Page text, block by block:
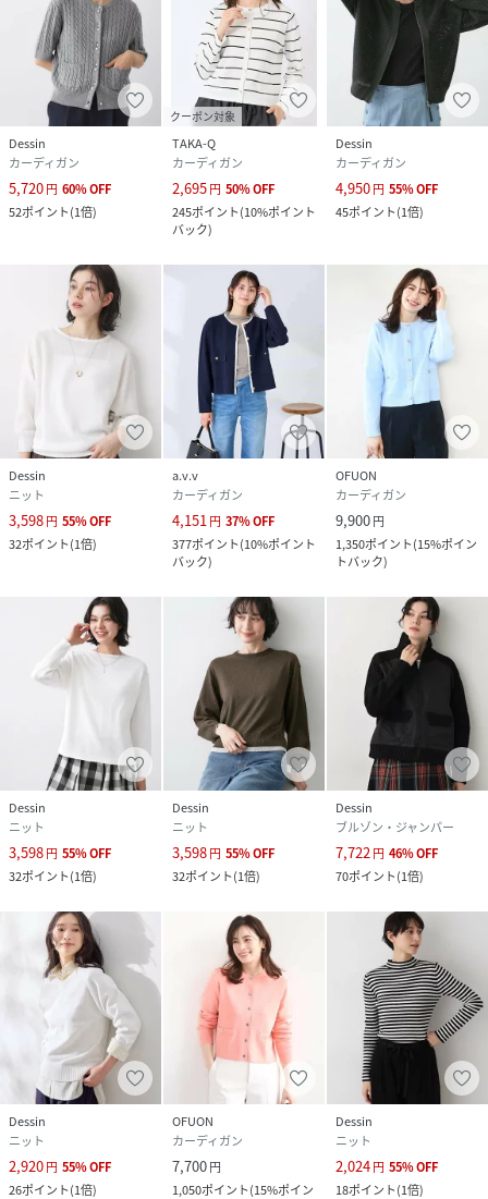
サイズ 01(S)、02(M)、03(L)
クリーニング 洗濯機洗い可
品番
RE2350_202601F5835206
202601F5835206-094-01 RE2350)
Dessin
カーディガン
5,720円 60%OFF
52ポイント(1倍)
クーポン対象
TAKA-Q
カーディガン
2,695円 50%OFF
245ポイント(10%ポイント
バック)
Dessin
カーディガン
4,950円 55%OFF
45ポイント(1倍)
Dessin
ニット
3,598円 55%OFF
32ポイント(1倍)
a.v.v
カーディガン
4,151円 37%OFF
377ポイント(10%ポイント
バック)
OFUON
カーディガン
9,900円
1,350ポイント(15%ポイン
トバック)
Dessin
ニット
3,598円 55%OFF
32ポイント(1倍)
Dessin
ニット
3,598円 55%OFF
32ポイント(1倍)
Dessin
ブルゾン・ジャンパー
7,722 円 46%OFF
70ポイント(1倍)
Dessin
ニット
2,920円 55%OFF
26ポイント(1倍)
OFUON
カーディガン
7,700円
1,050ポイント(15%ポイン
Dessin
ニット
2,024円 55%OFF
18ポイント(1倍)